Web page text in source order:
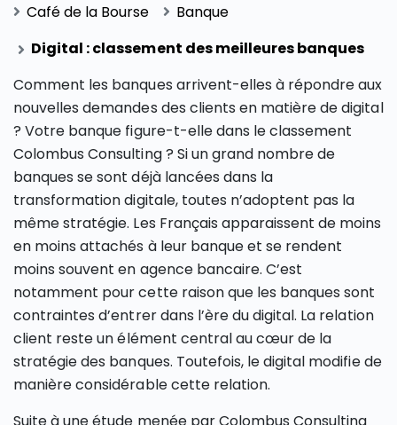
Café de la Bourse
Banque
Digital : classement des meilleures banques
Comment les banques arrivent-elles à répondre aux
nouvelles demandes des clients en matière de digital
? Votre banque figure-t-elle dans le classement
Colombus Consulting ? Si un grand nombre de
banques se sont déjà lancées dans la
transformation digitale, toutes n’adoptent pas la
même stratégie. Les Français apparaissent de moins
en moins attachés à leur banque et se rendent
moins souvent en agence bancaire. C’est
notamment pour cette raison que les banques sont
contraintes d’entrer dans l’ère du digital. La relation
client reste un élément central au cœur de la
stratégie des banques. Toutefois, le digital modifie de
manière considérable cette relation.
Suite à une étude menée par Colombus Consulting